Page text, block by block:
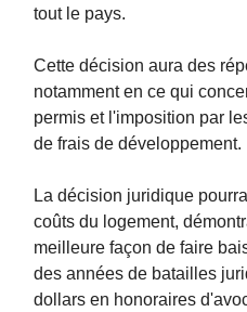
tout le pays.
Cette décision aura des
notamment en ce qui
permis et l'imposition par
de frais de développement.
La décision juridique
coûts du logement,
meilleure façon de faire
des années de batailles
dollars en honoraires